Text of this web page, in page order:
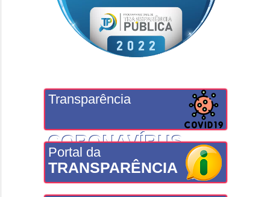
Transparência
CORONAVÍRUS
Portal da
TRANSPARÊNCIA